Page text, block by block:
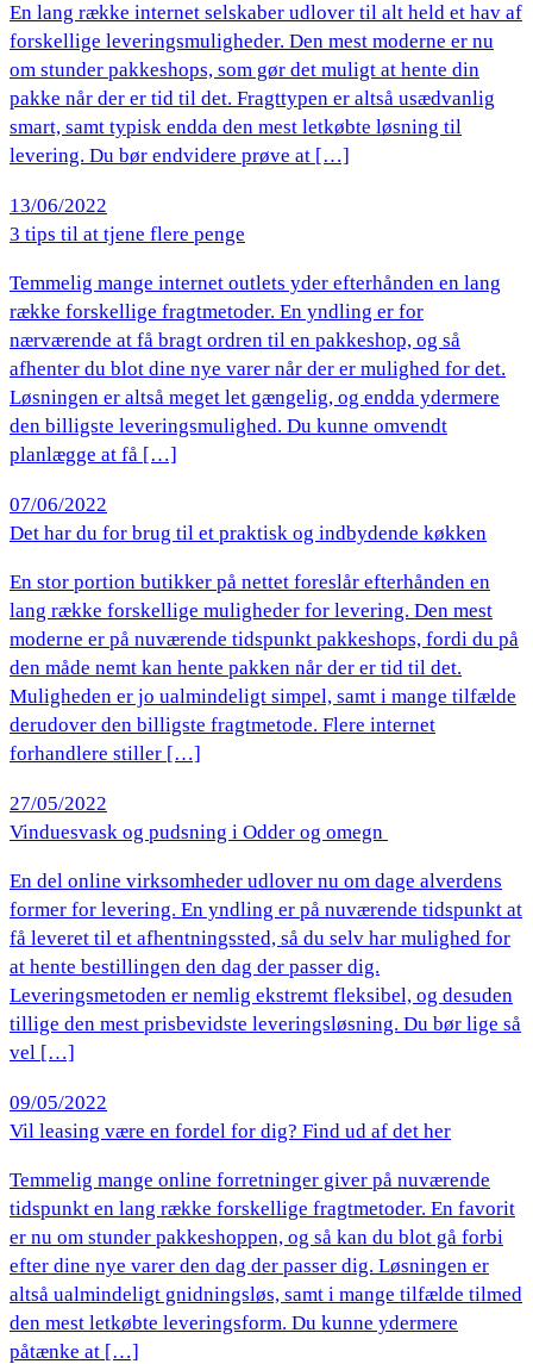
En lang række internet selskaber udlover til alt held et hav af
forskellige leveringsmuligheder. Den mest moderne er nu
om stunder pakkeshops, som gør det muligt at hente din
pakke når der er tid til det. Fragttypen er altså usædvanlig
smart, samt typisk endda den mest letkøbte løsning til
levering. Du bør endvidere prøve at […]
13/06/2022
3 tips til at tjene flere penge
Temmelig mange internet outlets yder efterhånden en lang
række forskellige fragtmetoder. En yndling er for
nærværende at få bragt ordren til en pakkeshop, og så
afhenter du blot dine nye varer når der er mulighed for det.
Løsningen er altså meget let gængelig, og endda ydermere
den billigste leveringsmulighed. Du kunne omvendt
planlægge at få […]
07/06/2022
Det har du for brug til et praktisk og indbydende køkken
En stor portion butikker på nettet foreslår efterhånden en
lang række forskellige muligheder for levering. Den mest
moderne er på nuværende tidspunkt pakkeshops, fordi du på
den måde nemt kan hente pakken når der er tid til det.
Muligheden er jo ualmindeligt simpel, samt i mange tilfælde
derudover den billigste fragtmetode. Flere internet
forhandlere stiller […]
27/05/2022
Vinduesvask og pudsning i Odder og omegn
En del online virksomheder udlover nu om dage alverdens
former for levering. En yndling er på nuværende tidspunkt at
få leveret til et afhentningssted, så du selv har mulighed for
at hente bestillingen den dag der passer dig.
Leveringsmetoden er nemlig ekstremt fleksibel, og desuden
tillige den mest prisbevidste leveringsløsning. Du bør lige så
vel […]
09/05/2022
Vil leasing være en fordel for dig? Find ud af det her
Temmelig mange online forretninger giver på nuværende
tidspunkt en lang række forskellige fragtmetoder. En favorit
er nu om stunder pakkeshoppen, og så kan du blot gå forbi
efter dine nye varer den dag der passer dig. Løsningen er
altså ualmindeligt gnidningsløs, samt i mange tilfælde tilmed
den mest letkøbte leveringsform. Du kunne ydermere
påtænke at […]